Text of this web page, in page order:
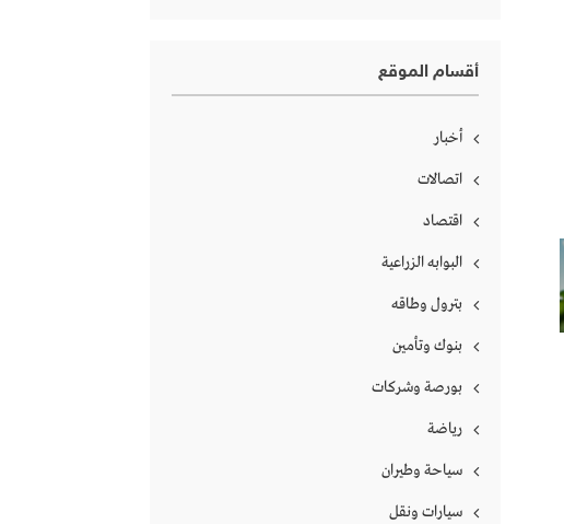
أقسام الموقع
أخبار
اتصالات
اقتصاد
البوابه الزراعية
بترول وطاقه
بنوك وتأمين
بورصة وشركات
رياضة
سياحة وطيران
سيارات ونقل